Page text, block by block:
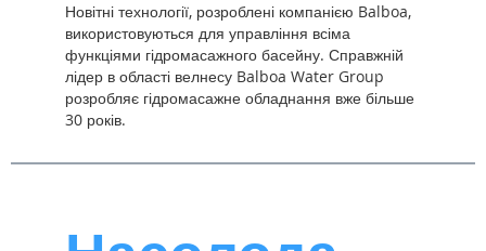
Новітні технології, розроблені компанією Balboa,
використовуються для управління всіма
функціями гідромасажного басейну. Справжній
лідер в області велнесу Balboa Water Group
розробляє гідромасажне обладнання вже більше
30 років.